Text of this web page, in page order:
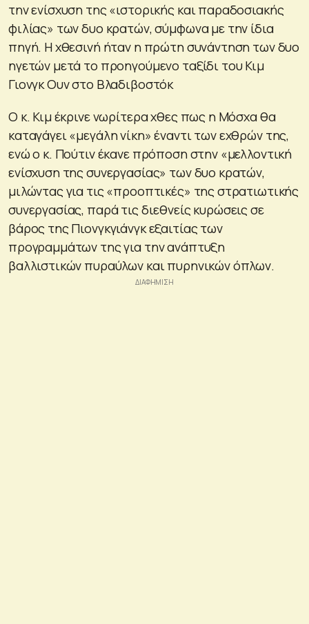
την ενίσχυση της «ιστορικής και παραδοσιακής
φιλίας» των δυο κρατών, σύμφωνα με την ίδια
πηγή. Η χθεσινή ήταν η πρώτη συνάντηση των δυο
ηγετών μετά το προηγούμενο ταξίδι του Κιμ
Γιονγκ Ουν στο Βλαδιβοστόκ
Ο κ. Κιμ έκρινε νωρίτερα χθες πως η Μόσχα θα
καταγάγει «μεγάλη νίκη» έναντι των εχθρών της,
ενώ ο κ. Πούτιν έκανε πρόποση στην «μελλοντική
ενίσχυση της συνεργασίας» των δυο κρατών,
μιλώντας για τις «προοπτικές» της στρατιωτικής
συνεργασίας, παρά τις διεθνείς κυρώσεις σε
βάρος της Πιονγκγιάνγκ εξαιτίας των
προγραμμάτων της για την ανάπτυξη
βαλλιστικών πυραύλων και πυρηνικών όπλων.